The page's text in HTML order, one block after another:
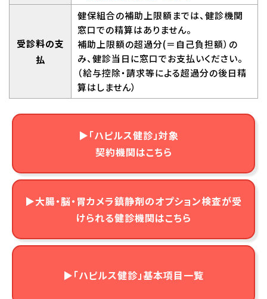
受診料の支
払
健保組合の補助上限額までは、健診機関
窓口での精算はありません。
補助上限額の超過分(＝自己負担額）の
み、健診当日に窓口でお支払いください。
（給与控除・請求等による超過分の後日精
算はしません）
▶「ハピルス健診」対象
契約機関はこちら
▶大腸・脳・胃カメラ鎮静剤のオプション検査が受
けられる健診機関はこちら
▶「ハピルス健診」基本項目一覧